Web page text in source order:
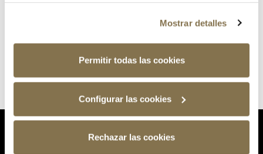
Mostrar detalles
Permitir todas las cookies
Configurar las cookies
Rechazar las cookies